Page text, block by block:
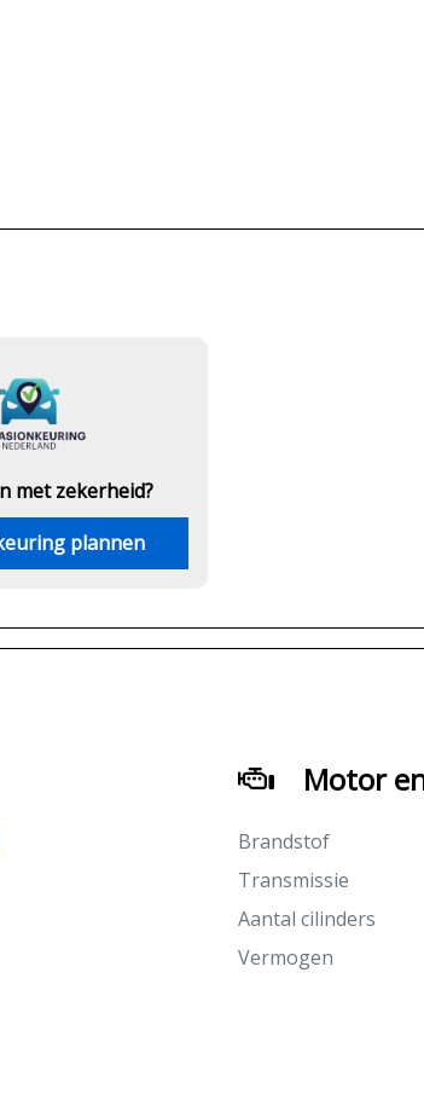
met zekerheid?
plannen
Motor
Brandstof
Transmissie
Aantal cilinders
Vermogen